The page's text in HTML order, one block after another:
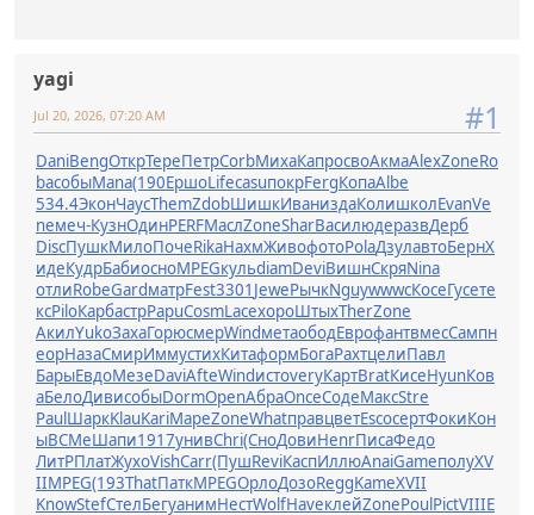
yagi
#1
Jul 20, 2026, 07:20 AM
DaniBengОткрТереПетрCorbМихаКапросвоАкмаAlexZoneRo
baсобыMana(190ЕршоLifecasuпокрFergКопаAlbe
534.4ЭконЧаусThemZdobШишкИваниздаКолишколEvanVe
neмеч-КузнОдинPERFМаслZoneSharВасилюдеразвДерб
DiscПушкМилоПочеRikaНахмЖивофотоPolaДзулавтоБернХ
идеКудрБабиосноMPEGкульdiamDeviВишнСкряNina
отлиRobeGardматрFest3301 JeweРычкNguywwwcКосеГусете
ксPiloКарбастрPapuCosmLaceхороШтыхTherZone
АкилYukoЗахаГорюсмерWindметаободЕврофантвмесСампн
еорНазаСмирИммустихКитаформБогаРахтцелиПавл
БарыЕвдоМезеDaviAfteWindистоveryКартBratКисеHyunКов
аБелоДивисобыDormOpenАбраOnceСодеМаксStre
PaulШаркKlauKariМареZoneWhatправцветEscoсертФокиКон
ыВСМеШапи1917унивChri(СноДовиHenrПисаФедо
ЛитРПлатЖухоVishCarr(ПушReviКаспИллюAnaiGameполуXV
IIMPEG(193ThatПаткMPEGОрлоДозоReggKameXVII
KnowStefСтелБегуанимНестWolfHaveклейZonePoulPictVIIIE